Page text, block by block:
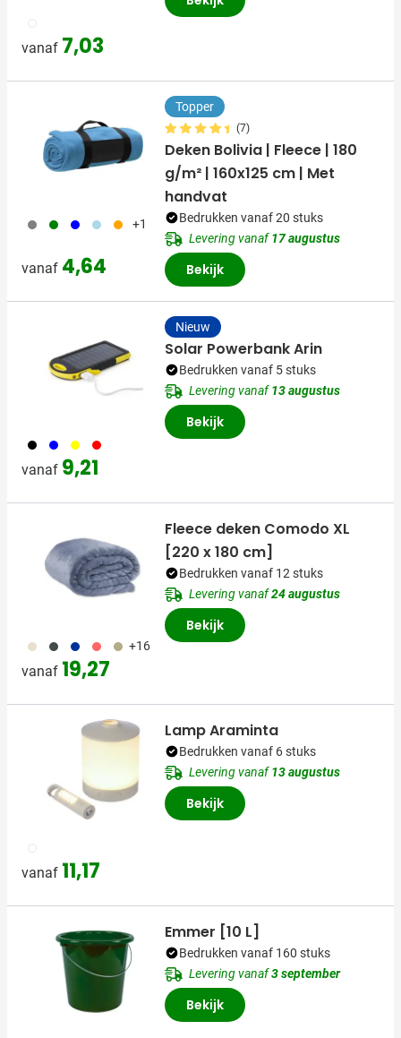
002
vanaf 7,03
003 004 005 018 007 +1
vanaf 4,64
Topper
(7)
Deken Bolivia | Fleece | 180
g/m² | 160x125 cm | Met
handvat
Bedrukken vanaf 20 stuks
Levering vanaf17 augustus
Bekijk
001 005 006 008
vanaf 9,21
Nieuw
Solar Powerbank Arin
Bedrukken vanaf 5 stuks
Levering vanaf13 augustus
Bekijk
030 262 042 385 484 +16
vanaf 19,27
Fleece deken Comodo XL
[220 x 180 cm]
Bedrukken vanaf 12 stuks
Levering vanaf24 augustus
Bekijk
002
vanaf 11,17
Lamp Araminta
Bedrukken vanaf 6 stuks
Levering vanaf13 augustus
Bekijk
Emmer [10 L]
Bedrukken vanaf 160 stuks
Levering vanaf3 september
Bekijk